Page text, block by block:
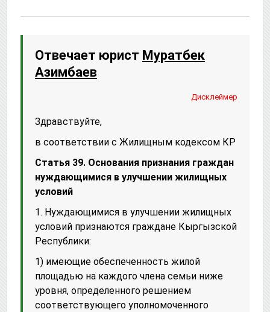
Отвечает юрист Муратбек
Азимбаев
Дисклеймер
Здравствуйте,
в соответствии с Жилищным кодексом КР
Статья 39. Основания признания граждан
нуждающимися в улучшении жилищных
условий
1. Нуждающимися в улучшении жилищных
условий признаются граждане Кыргызской
Республики:
1) имеющие обеспеченность жилой
площадью на каждого члена семьи ниже
уровня, определенного решением
соответствующего уполномоченного